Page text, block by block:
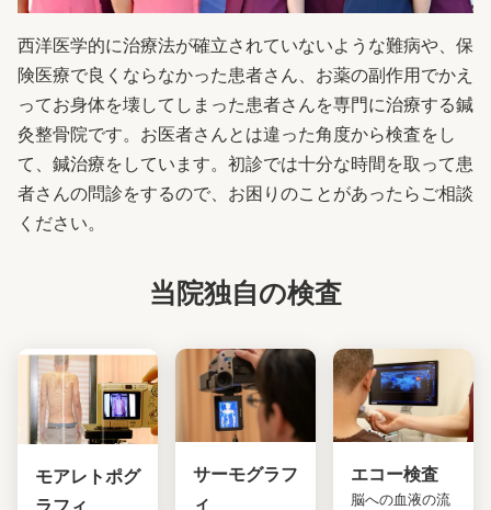
西洋医学的に治療法が確立されていないような難病や、保
険医療で良くならなかった患者さん、お薬の副作用でかえ
ってお身体を壊してしまった患者さんを専門に治療する鍼
灸整骨院です。お医者さんとは違った角度から検査をし
て、鍼治療をしています。初診では十分な時間を取って患
者さんの問診をするので、お困りのことがあったらご相談
ください。
当院独自の検査
モアレトポグ
ラフィ
サーモグラフ
ィ
エコー検査
脳への血液の流